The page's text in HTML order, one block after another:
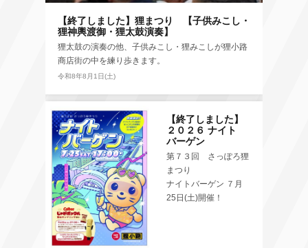
【終了しました】狸まつり 【子供みこし・
狸神輿渡御・狸太鼓演奏】
狸太鼓の演奏の他、子供みこし・狸みこしが狸小路
商店街の中を練り歩きます。
令和8年8月1日(土)
【終了しました】
２０２６ ナイト
バーゲン
第７３回 さっぽろ狸
まつり
ナイトバーゲン ７月
25日(土)開催！